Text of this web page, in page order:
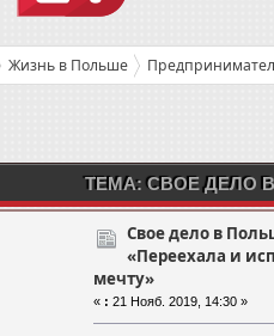
Жизнь в Польше
«Переехала и исполнила
ТЕМА: СВОЕ ДЕЛО
(ПРОЧИТАНО 21024 РАЗ)
Свое дело в
«Переехала и
мечту»
« : 21 Нояб. 2019, 14:30 »